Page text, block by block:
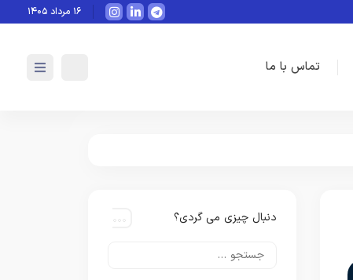
هوش مصنوعی چگونه می‌تواند
۱۶ مرداد ۱۴۰۵
تماس با ما
دنبال چیزی می گردی؟